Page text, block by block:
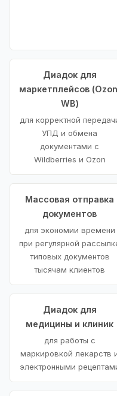
Диадок для
маркетплейсов (Ozon,
WB)
для корректной
УПД и обмена
документами с
Wildberries и Ozon
Массовая отправка
документов
для экономии времени
при регулярной
типовых документов
тысячам клиентов
Диадок для
медицины и клиник
для работы с
маркировкой лекарств
электронными